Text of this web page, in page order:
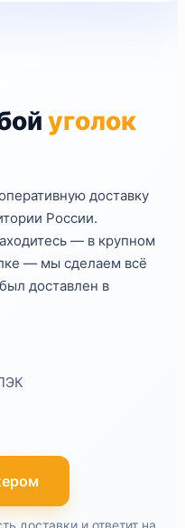
уголок
доставку
России.
— в крупном
— мы сделаем всё
доставлен в